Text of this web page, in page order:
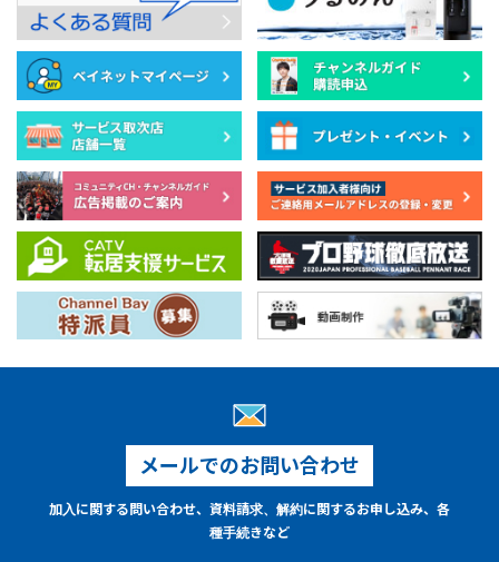
メールでのお問い合わせ
加入に関する問い合わせ、資料請求、解約に関するお申し込み、各
種手続きなど